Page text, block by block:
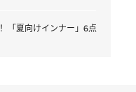
「夏向けインナー」6点